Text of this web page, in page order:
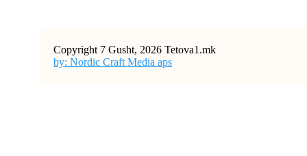
Copyright 7 Gusht, 2026 Tetova1.mk
by: Nordic Craft Media aps